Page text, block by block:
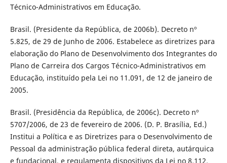
Técnico-Administrativos em Educação.
Brasil. (Presidente da República, de 2006b). Decreto nº
5.825, de 29 de Junho de 2006. Estabelece as diretrizes para
elaboração do Plano de Desenvolvimento dos Integrantes do
Plano de Carreira dos Cargos Técnico-Administrativos em
Educação, instituído pela Lei no 11.091, de 12 de janeiro de
2005.
Brasil. (Presidência da República, de 2006c). Decreto nº
5707/2006, de 23 de fevereiro de 2006. (D. P. Brasília, Ed.)
Institui a Política e as Diretrizes para o Desenvolvimento de
Pessoal da administração pública federal direta, autárquica
e fundacional, e regulamenta dispositivos da Lei no 8.112,